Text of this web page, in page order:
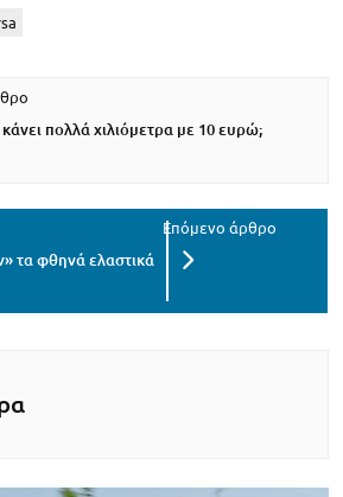
πολλά χιλιόμετρα με 10 ευρώ;
τα φθηνά ελαστικά